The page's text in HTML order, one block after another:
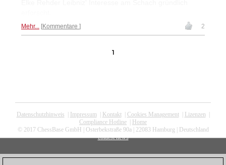
Mehr... Kommentare 2
1
Datenschutzhinweis Impressum| Kontakt| Cookies Management| Lizenzen
Compliance Hotline
Home
© 2017 ChessBase GmbH | Osterbekstraße 90a | 22083 Hamburg | Deutschland
coldest news